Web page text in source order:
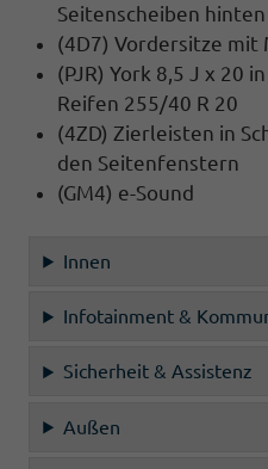
Seitenscheiben
(4D7) Vordersitze mit
(PJR) York 8,5 J x 20
Reifen 255/40 R 20
(4ZD) Zierleisten in
den Seitenfenstern
(GM4) e-Sound
Innen
Infotainment &
Sicherheit & Assistenz
Außen